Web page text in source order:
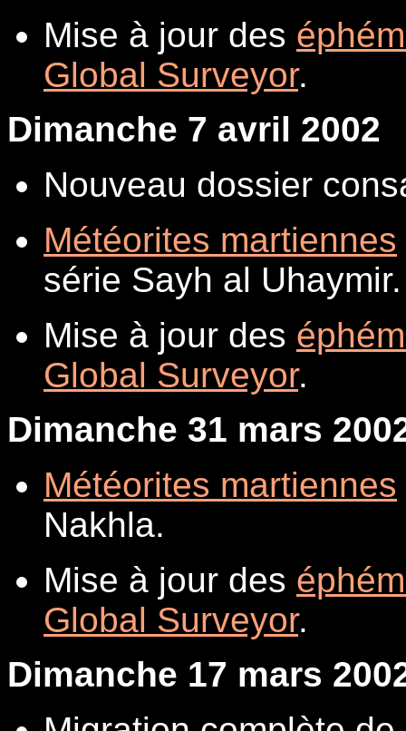
Mise à jour des
Global Surveyor.
Dimanche 7 avril 2002
Nouveau dossier
Météorites martiennes
série Sayh al Uhaymir.
Mise à jour des
Global Surveyor.
Dimanche 31 mars
Météorites martiennes
Nakhla.
Mise à jour des
Global Surveyor.
Dimanche 17 mars